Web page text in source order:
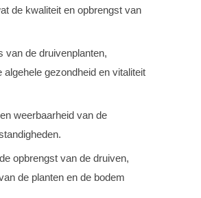
de kwaliteit en opbrengst van
van de druivenplanten,
gezondheid en vitaliteit
weerbaarheid van de
opbrengst van de druiven,
de planten en de bodem